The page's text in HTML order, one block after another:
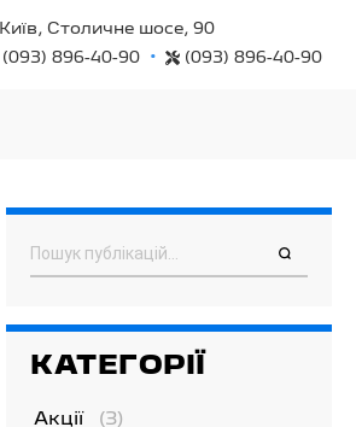
Київ, Столичне шосе, 90
(093) 896-40-90
• (093) 896-40-90
Пошук
КАТЕГОРІЇ
Акції (3)